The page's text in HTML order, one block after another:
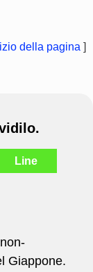
della pagina ]
Line
Giappone.